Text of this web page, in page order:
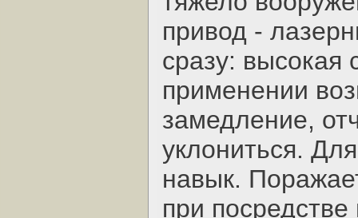
привод -
сразу: высокая
применении
замедление,
уклониться.
навык.
при